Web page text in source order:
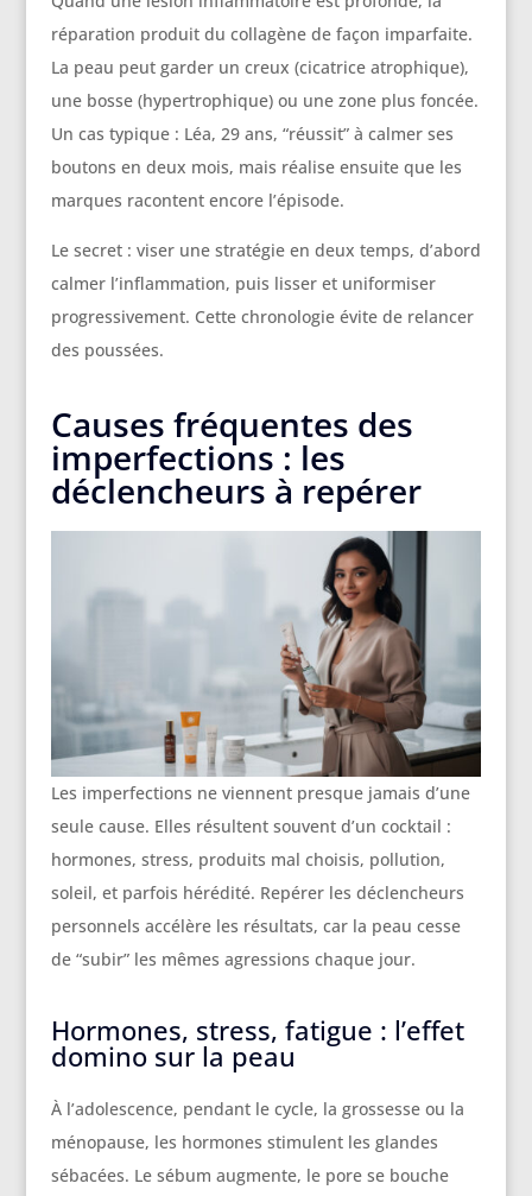
réparation produit du collagène de façon imparfaite.
La peau peut garder un creux (cicatrice atrophique),
une bosse (hypertrophique) ou une zone plus foncée.
Un cas typique : Léa, 29 ans, “réussit” à calmer ses
boutons en deux mois, mais réalise ensuite que les
marques racontent encore l’épisode.
Le secret : viser une stratégie en deux temps, d’abord
calmer l’inflammation, puis lisser et uniformiser
progressivement. Cette chronologie évite de relancer
des poussées.
Causes fréquentes des
imperfections : les
déclencheurs à repérer
Les imperfections ne viennent presque jamais d’une
seule cause. Elles résultent souvent d’un cocktail :
hormones, stress, produits mal choisis, pollution,
soleil, et parfois hérédité. Repérer les déclencheurs
personnels accélère les résultats, car la peau cesse
de “subir” les mêmes agressions chaque jour.
Hormones, stress, fatigue : l’effet
domino sur la peau
À l’adolescence, pendant le cycle, la grossesse ou la
ménopause, les hormones stimulent les glandes
sébacées. Le sébum augmente, le pore se bouche